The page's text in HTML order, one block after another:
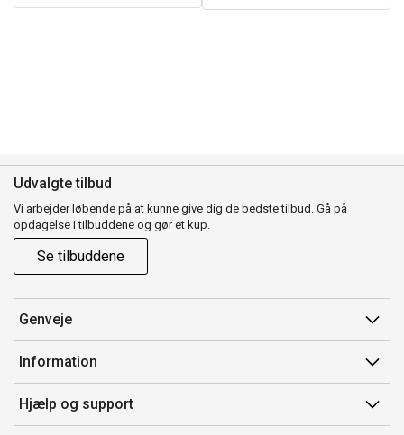
Udvalgte tilbud
Vi arbejder løbende på at kunne give dig de bedste tilbud. Gå på
opdagelse i tilbuddene og gør et kup.
Se tilbuddene
Genveje
Min side
Ordrehistorik
Gavekort
Information
Salgsbetingelser
Mærker/producent
Hjælp og support